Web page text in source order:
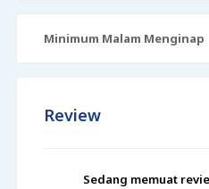
Minimum Malam Menginap
Review
Sedang memuat